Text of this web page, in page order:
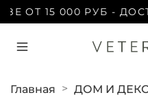
15 000 РУБ -
Главная ДОМ И